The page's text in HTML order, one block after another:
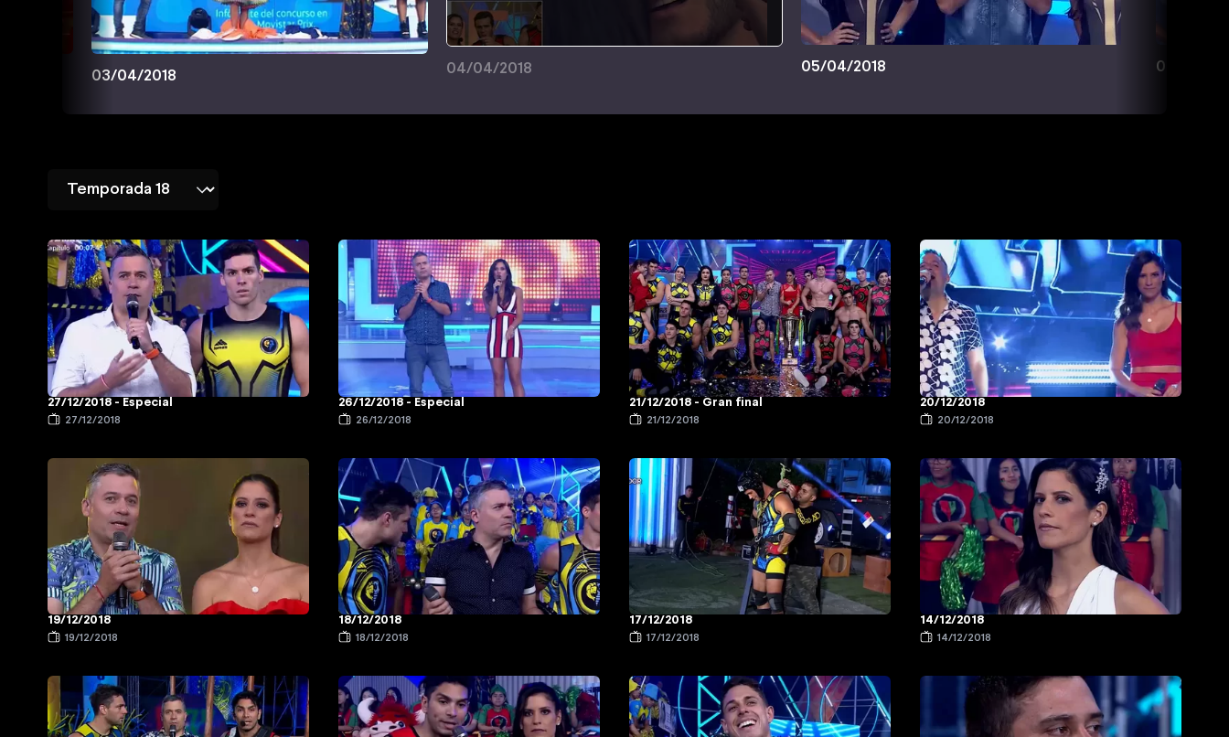
03/04/2018
04/04/2018 05/04/2018 05/04/
27/12/2018 - Especial
27/12/2018
26/12/2018 - Especial
26/12/2018
21/12/2018 - Gran final
21/12/2018
20/12/2018
20/12/2018
19/12/2018
19/12/2018
18/12/2018
18/12/2018
17/12/2018
17/12/2018
14/12/2018
14/12/2018